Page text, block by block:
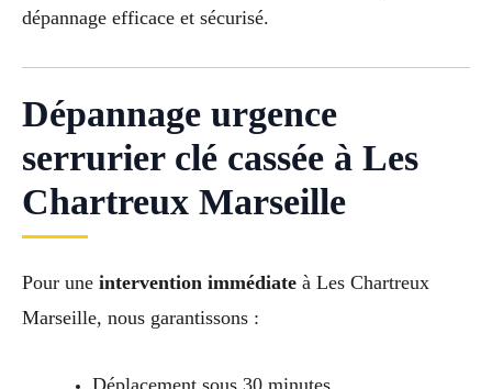
dépannage efficace et sécurisé.
Dépannage urgence
serrurier clé cassée à Les
Chartreux Marseille
Pour une intervention immédiate à Les Chartreux
Marseille, nous garantissons :
Déplacement sous 30 minutes